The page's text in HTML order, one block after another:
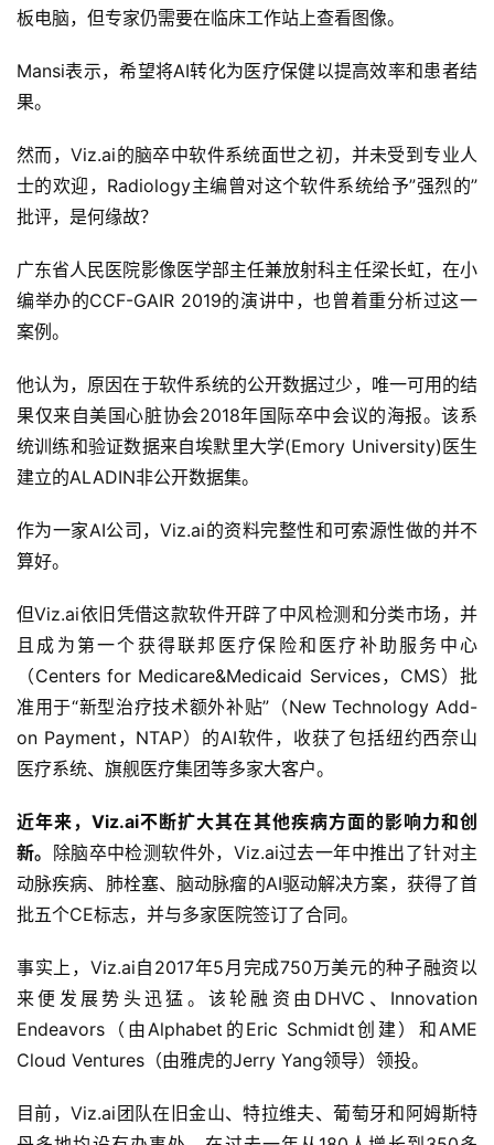
首
页
业
界
人
工
板电脑，但专家仍需要在临床工作站上查看图像。
Mansi表示，希望将AI转化为医疗保健以提高效率和患者结
果。
然而，Viz.ai的脑卒中软件系统面世之初，并未受到专业人
士的欢迎，Radiology主编曾对这个软件系统给予”强烈的”
批评，是何缘故？
广东省人民医院影像医学部主任兼放射科主任梁长虹，在小
编举办的CCF-GAIR 2019的演讲中，也曾着重分析过这一
案例。
他认为，原因在于软件系统的公开数据过少，唯一可用的结
果仅来自美国心脏协会2018年国际卒中会议的海报。该系
统训练和验证数据来自埃默里大学(Emory University)医生
建立的ALADIN非公开数据集。
作为一家AI公司，Viz.ai的资料完整性和可索源性做的并不
算好。
但Viz.ai依旧凭借这款软件开辟了中风检测和分类市场，并
且成为第一个获得联邦医疗保险和医疗补助服务中心
（Centers for Medicare&Medicaid Services，CMS）批
准用于“新型治疗技术额外补贴”（New Technology Add-
on Payment，NTAP）的AI软件，收获了包括纽约西奈山
医疗系统、旗舰医疗集团等多家大客户。
近年来，Viz.ai不断扩大其在其他疾病方面的影响力和创
新。
除脑卒中检测软件外，Viz.ai过去一年中推出了针对主
动脉疾病、肺栓塞、脑动脉瘤的AI驱动解决方案，获得了首
批五个CE标志，并与多家医院签订了合同。
事实上，Viz.ai自2017年5月完成750万美元的种子融资以
来便发展势头迅猛。该轮融资由DHVC、Innovation
Endeavors（由Alphabet的Eric Schmidt创建）和AME
Cloud Ventures（由雅虎的Jerry Yang领导）领投。
目前，Viz.ai团队在旧金山、特拉维夫、葡萄牙和阿姆斯特